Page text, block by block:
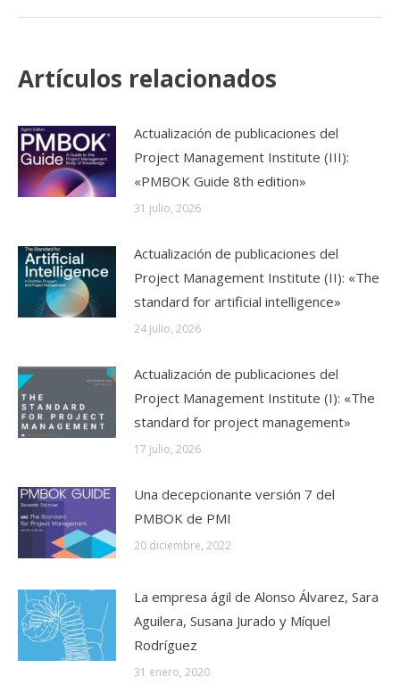
Artículos relacionados
Actualización de publicaciones del
Project Management Institute (III):
«PMBOK Guide 8th edition»
31 julio, 2026
Actualización de publicaciones del
Project Management Institute (II): «The
standard for artificial intelligence»
24 julio, 2026
Actualización de publicaciones del
Project Management Institute (I): «The
standard for project management»
17 julio, 2026
Una decepcionante versión 7 del
PMBOK de PMI
20 diciembre, 2022
La empresa ágil de Alonso Álvarez, Sara
Aguilera, Susana Jurado y Míquel
Rodríguez
31 enero, 2020